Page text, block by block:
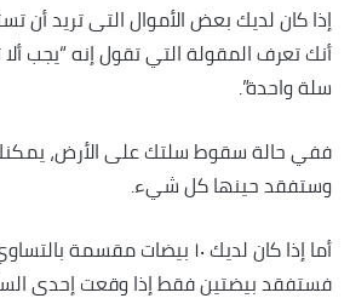
إذا كان لديك بعض الأموال التى تريد أن
أنك تعرف المقولة التي تقول إنه “يجب
سلة واحدة”.
ففي حالة سقوط سلتك على الأرض،
وستفقد حينها كل شيء.
فستفقد بيضتين فقط إذا وقعت إحدى